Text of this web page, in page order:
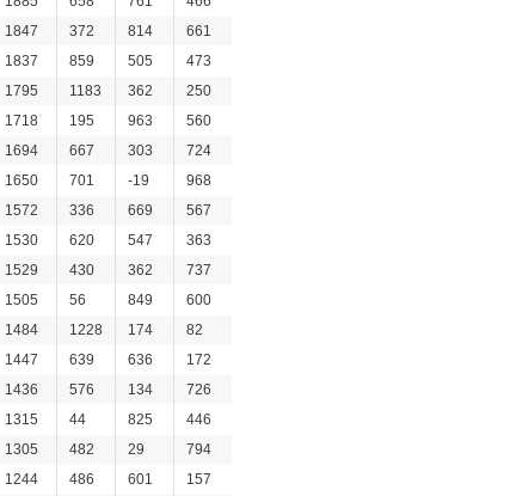
1847 372 814
661
1837 859 505
473
1795 1183 362
250
1718 195 963
560
1694 667 303
724
1650 701 -19
968
1572 336 669
567
1530 620 547
363
1529 430 362
737
1505 56 849
600
1484 1228 174
82
1447 639 636
172
1436 576 134
726
1315 44 825
446
1305 482 29
794
1244 486 601 157